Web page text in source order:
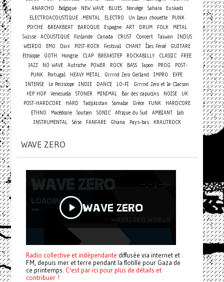
ANARCHO
Belgique NEW WAVE BLUES Norvège Sahara
Euskadi
ELECTROACOUSTIQUE MENTAL ELECTRO Un lieux chouette
PUNK
PSYCHE
BREAKBEAT BAROQUE Espagne ART DRUM FOLK METAL
Suisse
ACOUSTIQUE Finlande Canada CRUST Concert Taiwan
INDUS
WEIRDO
EMO Divx POST-ROCK Festival CHANT Îles Féroé
GUITARE
Ethiopie
GOTH Hongrie CLAP BREAKSTEP ROCKABILLY CLASSIC
FREE
JAZZ
NO WAVE Autriche POWER ROCK BASS Japon PROG
POST-
PUNK
Portugal HEAVY METAL Grrrnd Zero Gerland IMPRO
EXPE
INTENSE
Le Periscope INDIE DANCE LO-FI
Grrrnd Zero et le Clacson
HIP HOP
Venezuela STONER MINIMAL Bar des capucins NOISE
UK
POST-HARDCORE
HARD Tadjikistan Somalie Grèce FUNK
HARDCORE
ETHNO
Macédoine Soutien SONIC Afrique du Sud AMBIANT
lab
INSTRUMENTAL
Série FANFARE Ghana Pays-bas KRAUTROCK
WAVE ZERO
Radio collective et indépendante diffusée via internet et
FM, depuis mer et terre pendant la flotille pour Gaza de
ce printemps. C'est par ici pour plus de détails et
contribuer !